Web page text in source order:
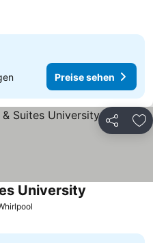
Preise sehen
Teilen
University